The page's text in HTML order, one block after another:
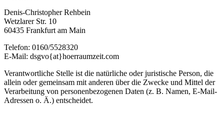
Denis-Christopher Rehbein
Wetzlarer Str. 10
60435 Frankfurt am Main
Telefon: 0160/5528320
E-Mail: dsgvo{at}hoerraumzeit.com
Verantwortliche Stelle ist die natürliche oder juristische Person, die
allein oder gemeinsam mit anderen über die Zwecke und Mittel der
Verarbeitung von personenbezogenen Daten (z. B. Namen, E-Mail-
Adressen o. Ä.) entscheidet.